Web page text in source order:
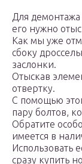
Для демонтажа
его нужно
Как мы уже
сбоку
заслонки.
Отыскав
отвертку.
С помощью
пару болтов,
Обратите
имеется в
Использовать
сразу купить